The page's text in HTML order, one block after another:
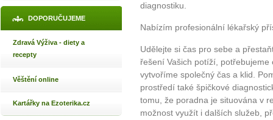
DOPORUČUJEME
Zdravá Výživa - diety a
recepty
Věštění online
Kartářky na Ezoterika.cz
diagnostiku.
Nabízím profesionální lékařský
Udělejte si čas pro sebe a
řešení Vašich potíží,
vytvoříme společný čas a klid.
prostředí také špičkové
tomu, že poradna je situována v
možnost využít i dalších služeb,